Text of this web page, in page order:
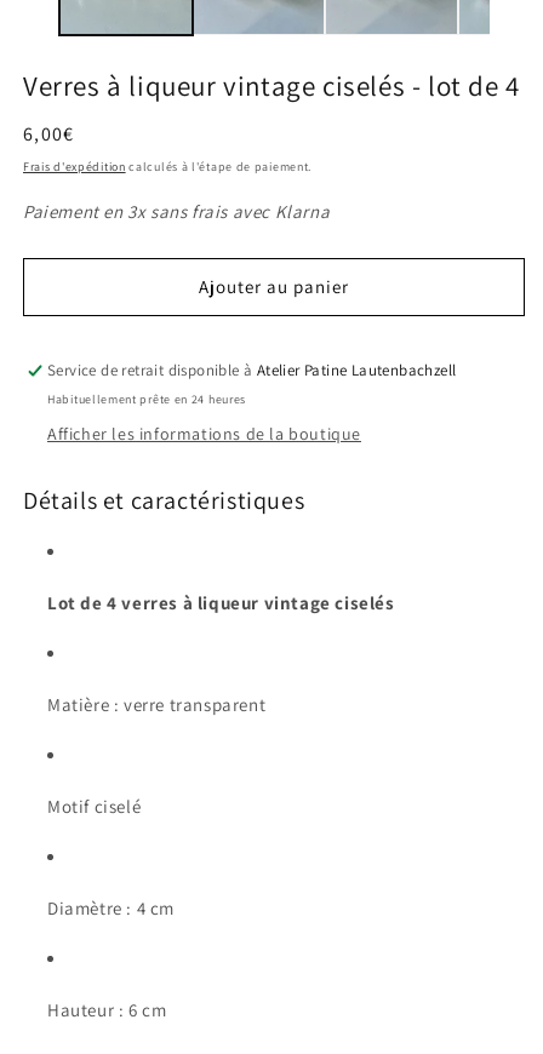
Verres à liqueur vintage ciselés - lot de 4
Prix
habituel
6,00€
Frais d'expédition calculés à l'étape de paiement.
Paiement en 3x sans frais avec Klarna
Ajouter au panier
Service de retrait disponible à Atelier Patine Lautenbachzell
Habituellement prête en 24 heures
Afficher les informations de la boutique
Détails et caractéristiques
Lot de 4 verres à liqueur vintage ciselés
Matière : verre transparent
Motif ciselé
Diamètre : 4 cm
Hauteur : 6 cm